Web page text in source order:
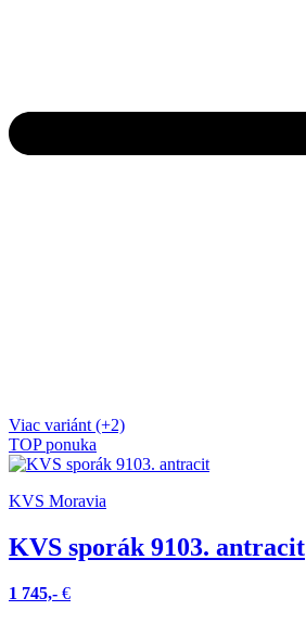
Viac variánt (+2)
TOP ponuka
KVS Moravia
KVS sporák 9103. antracit
1 745,- €